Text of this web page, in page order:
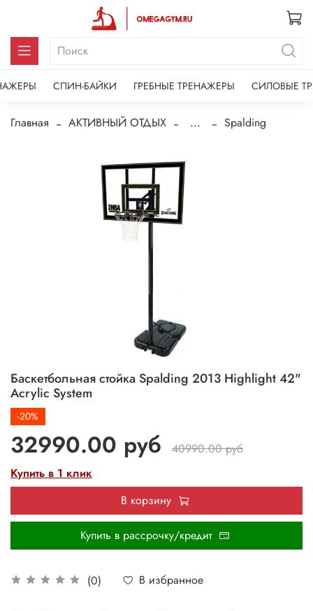
СПИН-БАЙКИ ГРЕБНЫЕ ТРЕНАЖЕРЫ СИЛОВЫЕ
Главная АКТИВНЫЙ ОТДЫХ ... Spalding
Баскетбольная стойка Spalding 2013 Highlight 42"
Acrylic System
(0) В избранное
-20%
32990.00 руб
40990.00 руб
Купить в 1 клик
В корзину
Купить в рассрочку/кредит